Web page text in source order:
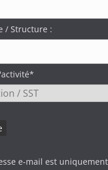
/ Structure :
e-mail est